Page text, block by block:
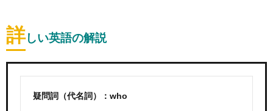
詳しい英語の解説
疑問詞（代名詞）：who